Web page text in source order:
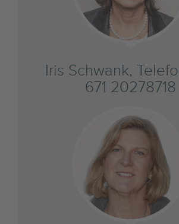
Iris Schwank,
671 20278718